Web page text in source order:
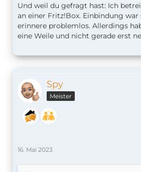
Und weil du gefragt hast: Ich
an einer Fritz!Box. Einbindung
erinnere problemlos. Allerdings
eine Weile und nicht gerade erst
Spy
Meister
16. Mai 2023